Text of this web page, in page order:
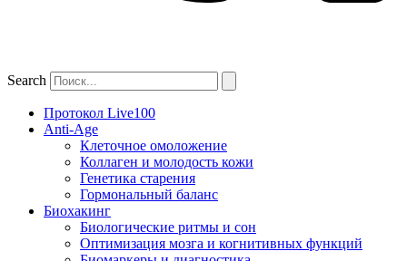
Search
Протокол Live100
Anti-Age
Клеточное омоложение
Коллаген и молодость кожи
Генетика старения
Гормональный баланс
Биохакинг
Биологические ритмы и сон
Оптимизация мозга и когнитивных функций